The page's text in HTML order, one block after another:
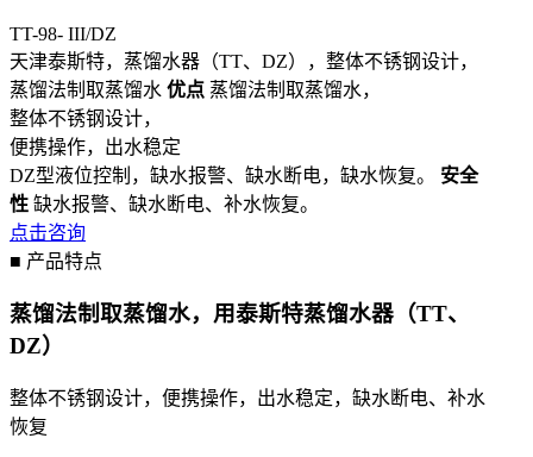
TT-98- III/DZ
天津泰斯特，蒸馏水器（TT、DZ），整体不锈钢设计，
蒸馏法制取蒸馏水 优点 蒸馏法制取蒸馏水，
整体不锈钢设计，
便携操作，出水稳定
DZ型液位控制，缺水报警、缺水断电，缺水恢复。 安全
性 缺水报警、缺水断电、补水恢复。
点击咨询
■ 产品特点
蒸馏法制取蒸馏水，用泰斯特蒸馏水器（TT、
DZ）
整体不锈钢设计，便携操作，出水稳定，缺水断电、补水
恢复